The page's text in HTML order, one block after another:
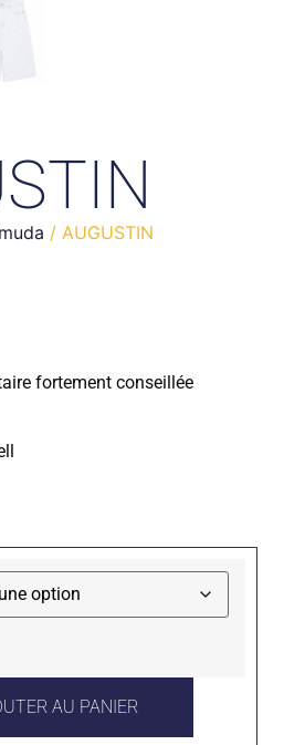
/ AUGUSTIN
fortement conseillée
AU PANIER